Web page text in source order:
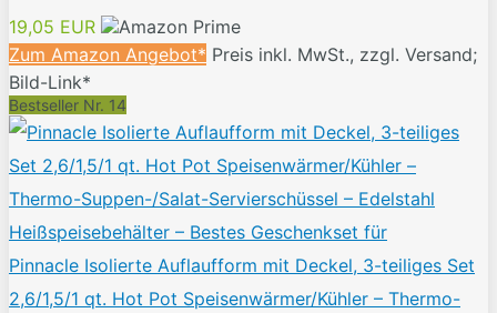
19,05 EUR
Zum Amazon Angebot* Preis inkl. MwSt., zzgl. Versand;
Bild-Link*
Bestseller Nr. 14
Pinnacle Isolierte Auflaufform mit Deckel, 3-teiliges Set
2,6/1,5/1 qt. Hot Pot Speisenwärmer/Kühler – Thermo-